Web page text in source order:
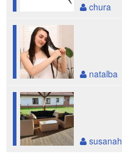
chura
natalba
susanah